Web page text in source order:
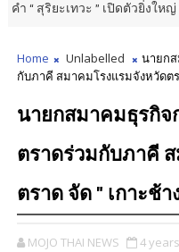
เปิดตัวยิ่งใหญ่ ชูรางวัลเกียร
Home Unlabelled
นายกส
กับภาคี สมาคมโรงแรมจังหวัดต
นายกสมาคมธุรกิจ
ตราดร่วมกับภาคี
ตราด จัด " เกาะช้
MOJO THAI NEWS 4